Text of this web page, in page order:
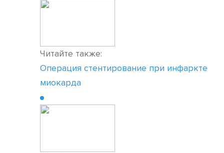
Читайте также:
Операция стентирование при инфаркте
миокарда